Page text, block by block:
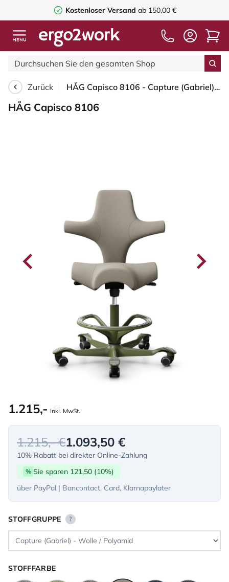
Kostenloser Versand ab 150,00 €
Zurück HÅG Capisco 8106 - Capture (Gabriel) - Wolle / Polyamid - CPT5103 - Light beige - Moss Grey - 265 mm (Sitzhöhe 53-79cm) - Weiche Rollen für harte Böden
HÅG Capisco 8106
1.215,- Inkl. MwSt.
1.215,- €1.093,50 €
10% Rabatt bei direkter Online-Zahlung
% Sie sparen 121,50 (10%)
über PayPal | Bancontact, Card, Klarnapaylater
STOFFGRUPPE ?
STOFFFARBE